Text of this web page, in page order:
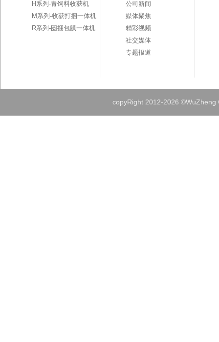
H系列-青饲料收获机
M系列-收获打捆一体机
R系列-圆捆包膜一体机
公司新闻
媒体聚焦
精彩视频
社交媒体
专题报道
copyRight 2012-2026 ©WuZheng